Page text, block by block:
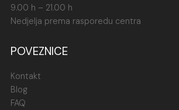
9.00 h – 21.00 h
Nedjelja prema rasporedu centra
POVEZNICE
Kontakt
Blog
FAQ